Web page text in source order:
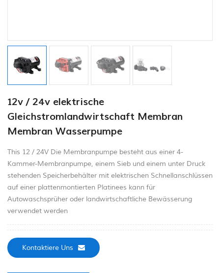
12v / 24v elektrische
Gleichstromlandwirtschaft Membran
Membran Wasserpumpe
This 12 / 24V Die Membranpumpe besteht aus einer 4-
Kammer-Membranpumpe, einem Sieb und einem unter Druck
stehenden Speicherbehälter mit elektrischen Schnellanschlüssen
auf einer plattenmontierten Platinees kann für
Autowaschsprüher oder landwirtschaftliche Bewässerung
verwendet werden
Kontaktiere Uns